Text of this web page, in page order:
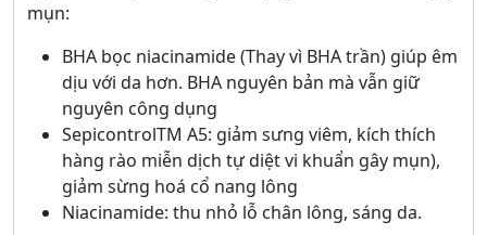
mụn:
BHA bọc niacinamide (Thay vì BHA trần) giúp êm
dịu với da hơn. BHA nguyên bản mà vẫn giữ
nguyên công dụng
SepicontrolTM A5: giảm sưng viêm, kích thích
hàng rào miễn dịch tự diệt vi khuẩn gây mụn),
giảm sừng hoá cổ nang lông
Niacinamide: thu nhỏ lỗ chân lông, sáng da.